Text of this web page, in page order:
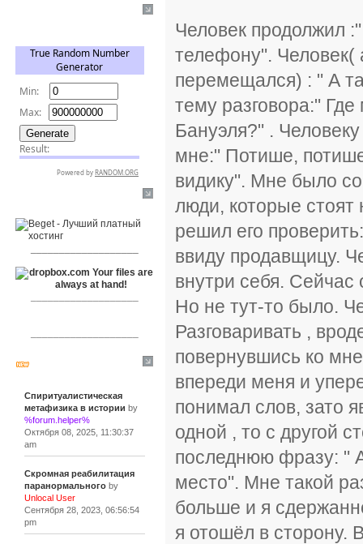
Спиритуалистическая
метафизика в истории by
%forum.helper%
Октября 08, 2025, 11:30:37
am
Скромная реабилитация
паранормальногоby
Unlocal User
Сентября 28, 2023, 06:56:54
pm
Человек продолжил
телефону". Человек(
перемещался) : " А
тему разговора:"
Бануэля?" .
мне:" Потише,
видику". Мне было
люди, которые
решил его
ввиду продавщицу.
внутри себя. Сейчас
Но не тут-то было.
Разговаривать ,
повернувшись ко
впереди меня и
понимал слов, зато
одной , то с другой
последнюю фразу: "
место". Мне такой
больше и я
я отошёл в сторону.